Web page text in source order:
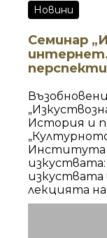
Новини
Семинар
История и
Института
изкуствата
лекцията